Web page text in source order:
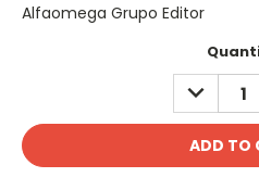
Alfaomega Grupo Editor
DECREASE
QUANTITY: